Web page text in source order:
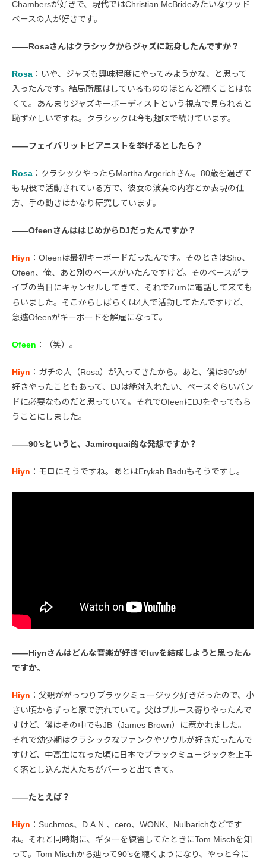
Chambersが好きで、現代ではChristian McBrideみたいなウッド
ベースの人が好きです。
――Rosaさんはクラシックからジャズに転身したんですか？
Rosa ：いや、ジャズも興味程度にやってみようかな、と思って
入ったんです。結局所属はしているもののほとんど続くことはな
くて。あんまりジャズキーボーディストという視点で見られると
恥ずかしいですね。クラシックは今も趣味で続けています。
――フェイバリットピアニストを挙げるとしたら？
Rosa ：クラシックやったらMartha Argerichさん。80歳を過ぎて
も現役で活動されている方で、彼女の演奏の内容とか表現の仕
方、手の動きはかなり研究しています。
――OfeenさんははじめからDJだったんですか？
Hiyn ：Ofeenは最初キーボードだったんです。そのときはSho、
Ofeen、俺、あと別のベースがいたんですけど。そのベースがラ
イブの当日にキャンセルしてきて、それでZumに電話して来ても
らいました。そこからしばらくは4人で活動してたんですけど、
急遽Ofeenがキーボードを解雇になって。
Ofeen ：（笑）。
Hiyn ：ガチの人（Rosa）が入ってきたから。あと、僕は90’sが
好きやったこともあって、DJは絶対入れたい、ベースぐらいバン
ドに必要なものだと思っていて。それでOfeenにDJをやってもら
うことにしました。
――90’sというと、Jamiroquai的な発想ですか？
Hiyn ：モロにそうですね。あとはErykah Baduもそうですし。
――Hiynさんはどんな音楽が好きでluvを結成しようと思ったん
ですか。
Hiyn ：父親ががっつりブラックミュージック好きだったので、小
さい頃からずっと家で流れていて。父はブルース寄りやったんで
すけど、僕はその中でもJB（James Brown）に惹かれました。
それで幼少期はクラシックなファンクやソウルが好きだったんで
すけど、中高生になった頃に日本でブラックミュージックを上手
く落とし込んだ人たちがバーっと出てきて。
――たとえば？
Hiyn ：Suchmos、D.A.N.、cero、WONK、Nulbarichなどです
ね。それと同時期に、ギターを練習してたときにTom Mischを知
って。Tom Mischから辿って90’sを聴くようになり、やっと今に